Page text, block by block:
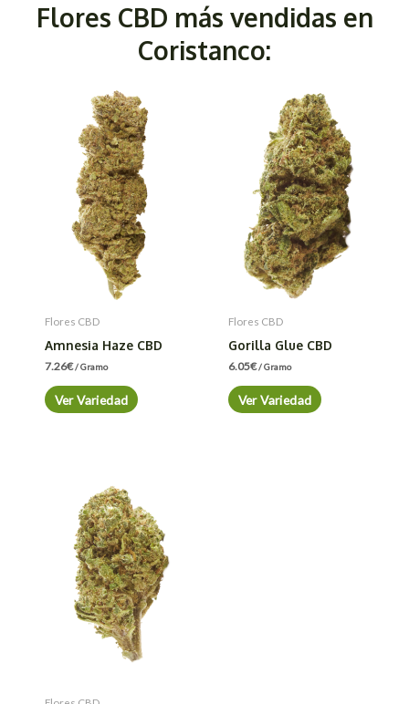
Flores CBD más vendidas en
Coristanco:
Flores CBD
Amnesia Haze CBD
7.26€/ Gramo
Ver Variedad
Flores CBD
Gorilla Glue CBD
6.05€/ Gramo
Ver Variedad